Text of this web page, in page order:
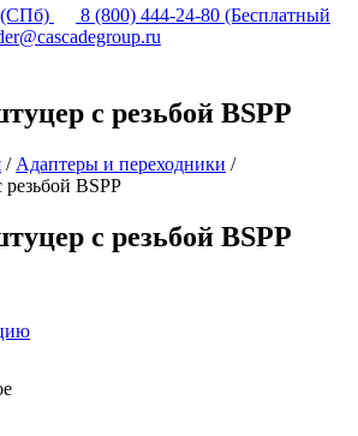
(СПб) 8 (800) 444-24-80 (Бесплатный
с резьбой BSPP
/ Адаптеры и переходники /
BSPP
с резьбой BSPP